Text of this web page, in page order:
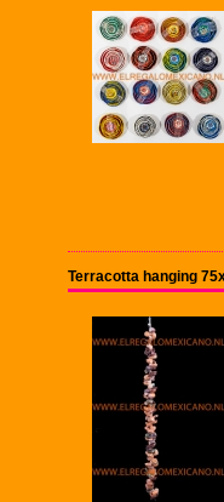
Terracotta hanging